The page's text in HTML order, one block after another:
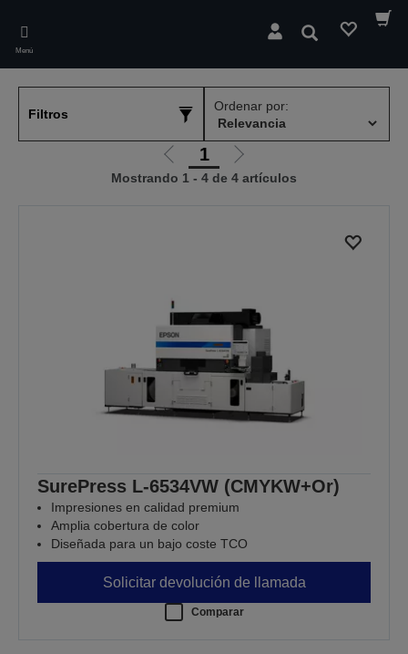
main
content
Menú
Buscar
Filtros
Ordenar por:
Ir
a
1
Ir
a
Mostrando 1 - 4 de 4 artículos
SurePress L-6534VW (CMYKW+Or)
Impresiones en calidad premium
Amplia cobertura de color
Diseñada para un bajo coste TCO
Solicitar devolución de llamada
Comparar